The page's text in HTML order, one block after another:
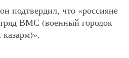
он подтвердил, что «россияне
ВМС (военный городок